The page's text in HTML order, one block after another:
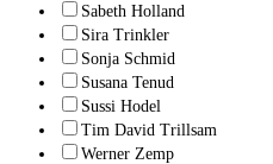
Sabeth Holland
Sira Trinkler
Sonja Schmid
Susana Tenud
Sussi Hodel
Tim David Trillsam
Werner Zemp